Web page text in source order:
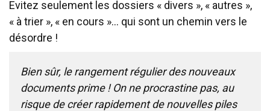
Evitez seulement les dossiers « divers », « autres »,
« à trier », « en cours »… qui sont un chemin vers le
désordre !
Bien sûr, le rangement régulier des nouveaux
documents prime ! On ne procrastine pas, au
risque de créer rapidement de nouvelles piles